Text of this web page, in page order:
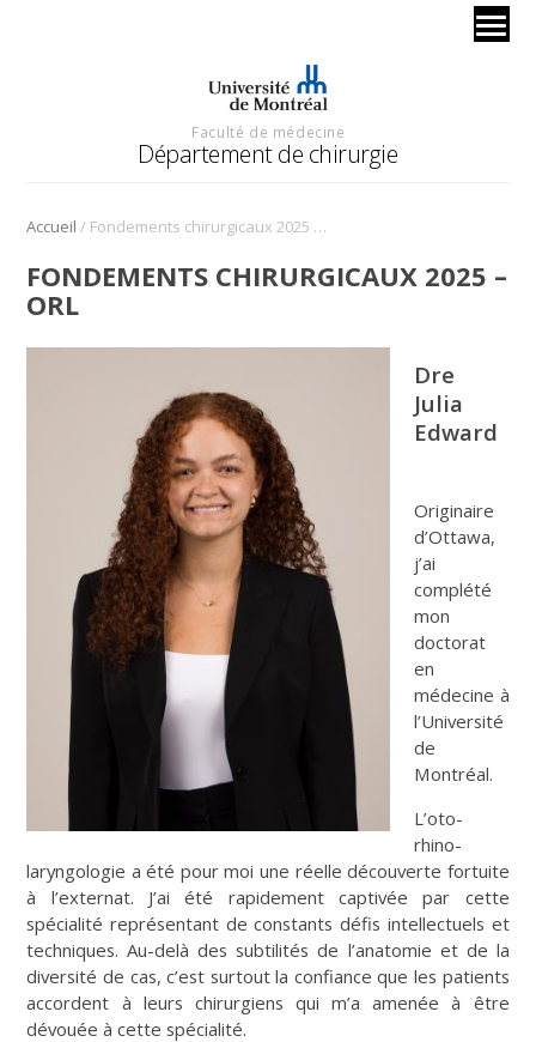
Faculté de médecine
Département de chirurgie
Accueil / Fondements chirurgicaux 2025 – ORL
FONDEMENTS CHIRURGICAUX 2025 –
ORL
Dre
Julia
Edward
Originaire
d’Ottawa,
j’ai
complété
mon
doctorat
en
médecine à
l’Université
de
Montréal.
L’oto-
rhino-
laryngologie a été pour moi une réelle découverte fortuite
à l’externat. J’ai été rapidement captivée par cette
spécialité représentant de constants défis intellectuels et
techniques. Au-delà des subtilités de l’anatomie et de la
diversité de cas, c’est surtout la confiance que les patients
accordent à leurs chirurgiens qui m’a amenée à être
dévouée à cette spécialité.